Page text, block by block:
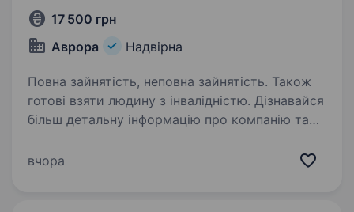
17 500 грн
Аврора
Надвірна
Повна зайнятість, неповна зайнятість. Також
готові взяти людину з інвалідністю. Дізнавайся
більш детальну інформацію про компанію та
robota.avrora.ua
вчора